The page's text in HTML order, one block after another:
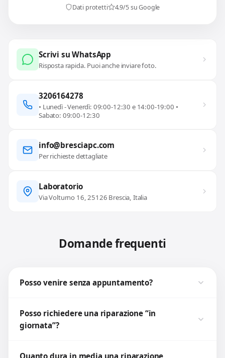
Dati protetti
4.9/5 su Google
Scrivi su WhatsApp
Risposta rapida. Puoi anche inviare foto.
3206164278
• Lunedì - Venerdì: 09:00-12:30 e 14:00-19:00 •
Sabato: 09:00-12:30
info@bresciapc.com
Per richieste dettagliate
Laboratorio
Via Volturno 16, 25126 Brescia, Italia
Domande frequenti
Posso venire senza appuntamento?
Posso richiedere una riparazione “in
giornata”?
Quanto dura in media una riparazione